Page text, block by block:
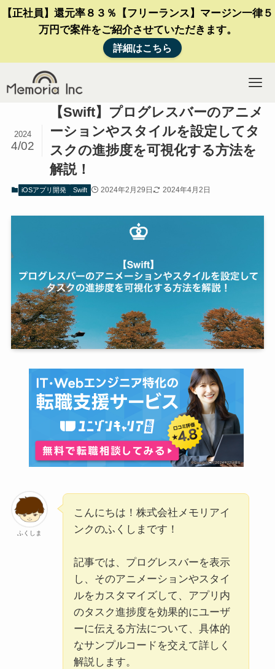
【正社員】還元率８３％【フリーランス】マージン一律５
万円で案件をご紹介させていただきます。
詳細はこちら
【Swift】プログレスバーのアニメ
ーションやスタイルを設定してタ
スクの進捗度を可視化する方法を
解説！
2024
4/02
iOSアプリ開発 Swift 2024年2月29日 2024年4月2日
ふくしま
こんにちは！株式会社メモリアイ
ンクのふくしまです！
記事では、プログレスバーを表示
し、そのアニメーションやスタイ
ルをカスタマイズして、アプリ内
のタスク進捗度を効果的にユーザ
ーに伝える方法について、具体的
なサンプルコードを交えて詳しく
解説します。